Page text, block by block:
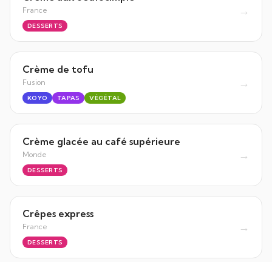
France
DESSERTS
→
Crème de tofu
Fusion
KOYO TAPAS VÉGÉTAL
→
Crème glacée au café supérieure
Monde
DESSERTS
→
Crêpes express
France
DESSERTS
→